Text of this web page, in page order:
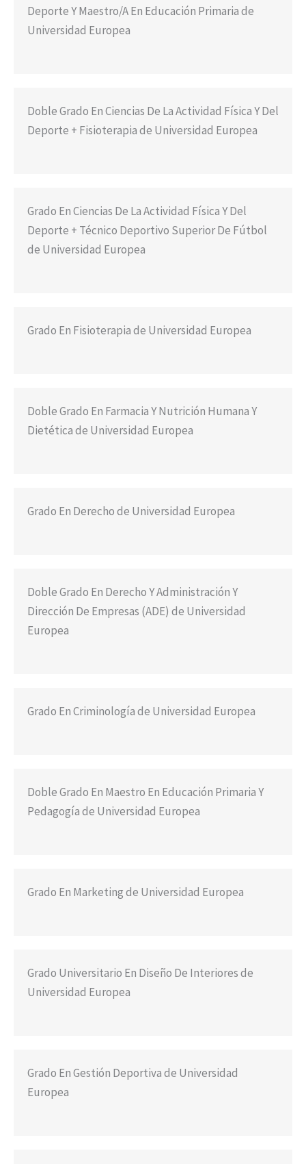
Deporte Y Maestro/A En Educación Primaria de
Universidad Europea
Doble Grado En Ciencias De La Actividad Física Y Del
Deporte + Fisioterapia de Universidad Europea
Grado En Ciencias De La Actividad Física Y Del
Deporte + Técnico Deportivo Superior De Fútbol
de Universidad Europea
Grado En Fisioterapia de Universidad Europea
Doble Grado En Farmacia Y Nutrición Humana Y
Dietética de Universidad Europea
Grado En Derecho de Universidad Europea
Doble Grado En Derecho Y Administración Y
Dirección De Empresas (ADE) de Universidad
Europea
Grado En Criminología de Universidad Europea
Doble Grado En Maestro En Educación Primaria Y
Pedagogía de Universidad Europea
Grado En Marketing de Universidad Europea
Grado Universitario En Diseño De Interiores de
Universidad Europea
Grado En Gestión Deportiva de Universidad
Europea